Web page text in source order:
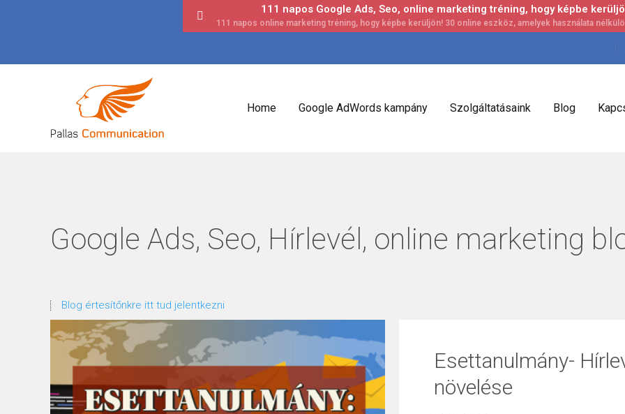
111 napos Google Ads, Seo, online marketing tréning, hogy képbe
Home Google AdWords kampány Szolgáltatásaink Blog
Google Ads, Seo, Hírlevél, online marketing
Blog értesítőnkre itt tud jelentkezni
Esettanulmány-
növelése